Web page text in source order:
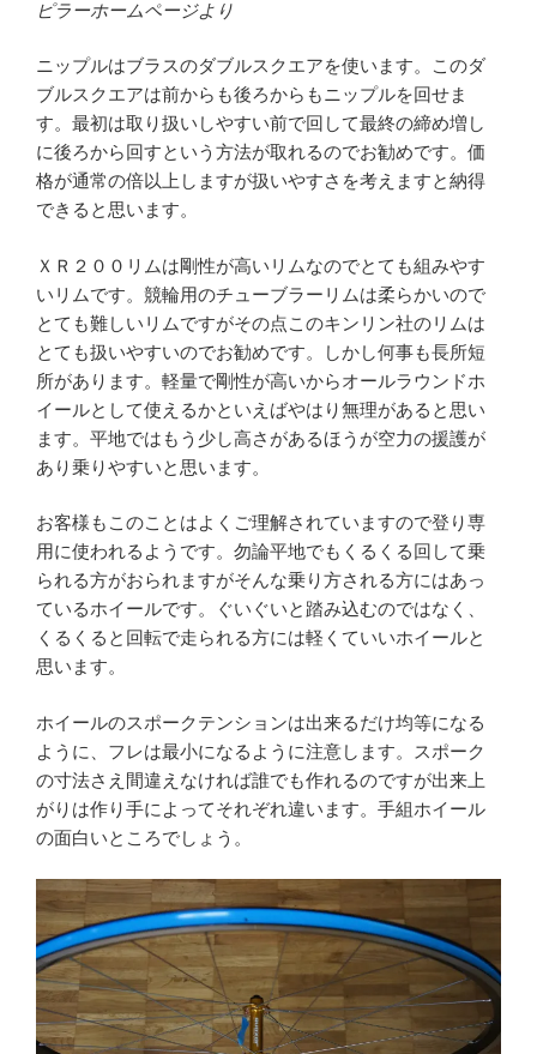
ピラーホームページより
ニップルはブラスのダブルスクエアを使います。このダ
ブルスクエアは前からも後ろからもニップルを回せま
す。最初は取り扱いしやすい前で回して最終の締め増し
に後ろから回すという方法が取れるのでお勧めです。価
格が通常の倍以上しますが扱いやすさを考えますと納得
できると思います。
ＸＲ２００リムは剛性が高いリムなのでとても組みやす
いリムです。競輪用のチューブラーリムは柔らかいので
とても難しいリムですがその点このキンリン社のリムは
とても扱いやすいのでお勧めです。しかし何事も長所短
所があります。軽量で剛性が高いからオールラウンドホ
イールとして使えるかといえばやはり無理があると思い
ます。平地ではもう少し高さがあるほうが空力の援護が
あり乗りやすいと思います。
お客様もこのことはよくご理解されていますので登り専
用に使われるようです。勿論平地でもくるくる回して乗
られる方がおられますがそんな乗り方される方にはあっ
ているホイールです。ぐいぐいと踏み込むのではなく、
くるくると回転で走られる方には軽くていいホイールと
思います。
ホイールのスポークテンションは出来るだけ均等になる
ように、フレは最小になるように注意します。スポーク
の寸法さえ間違えなければ誰でも作れるのですが出来上
がりは作り手によってそれぞれ違います。手組ホイール
の面白いところでしょう。